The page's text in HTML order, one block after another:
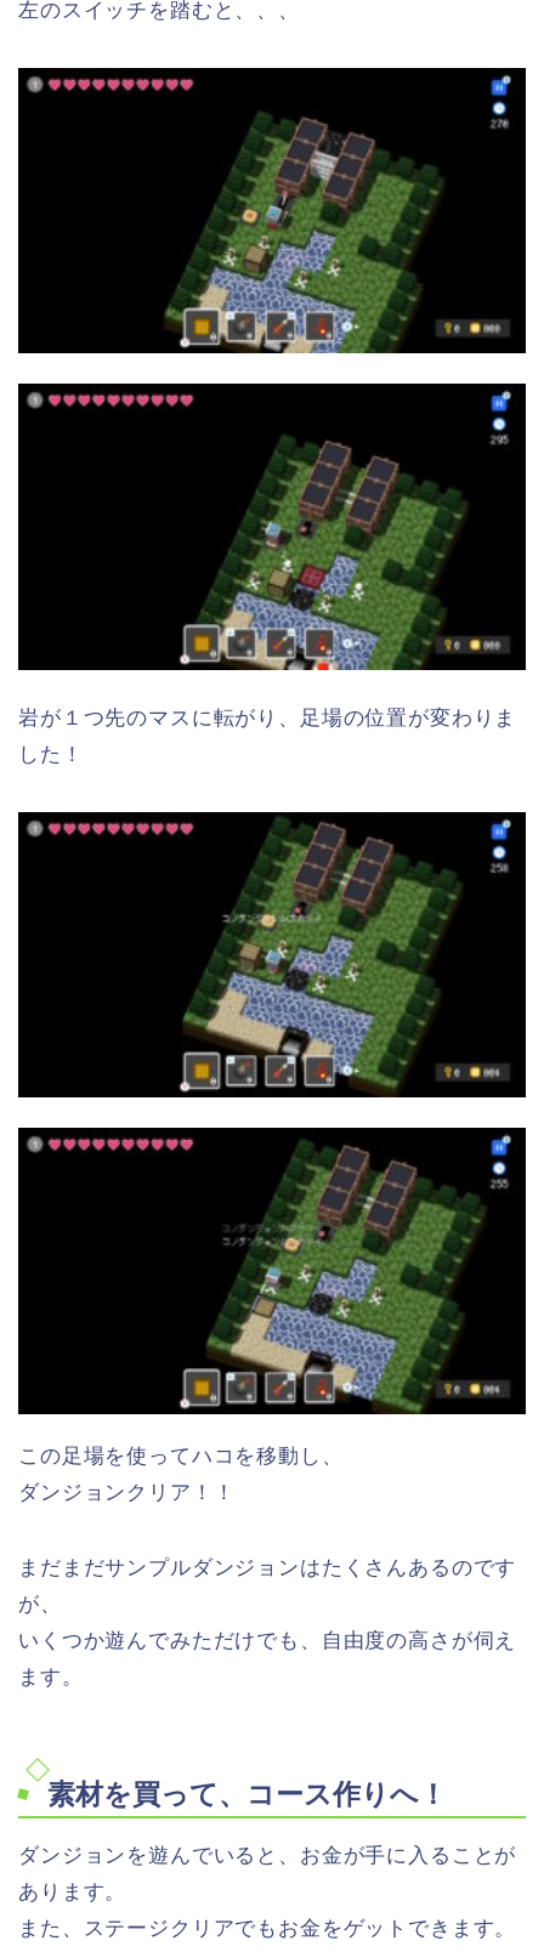
左のスイッチを踏むと、、、
岩が１つ先のマスに転がり、足場の位置が変わりま
した！
この足場を使ってハコを移動し、
ダンジョンクリア！！
まだまだサンプルダンジョンはたくさんあるのです
が、
いくつか遊んでみただけでも、自由度の高さが伺え
ます。
素材を買って、コース作りへ！
ダンジョンを遊んでいると、お金が手に入ることが
あります。
また、ステージクリアでもお金をゲットできます。